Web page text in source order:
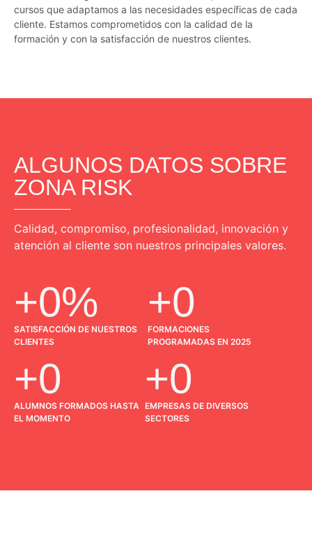
cursos que adaptamos a las necesidades específicas de cada
cliente. Estamos comprometidos con la calidad de la
formación y con la satisfacción de nuestros clientes.
ALGUNOS DATOS SOBRE
ZONA RISK
Calidad, compromiso, profesionalidad, innovación y
atención al cliente son nuestros principales valores.
+0%
SATISFACCIÓN DE NUESTROS
CLIENTES
+0
FORMACIONES
PROGRAMADAS EN 2025
+0
ALUMNOS FORMADOS HASTA
EL MOMENTO
+0
EMPRESAS DE DIVERSOS
SECTORES